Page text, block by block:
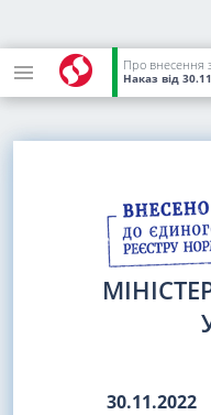
Наказ від
30.11.2022